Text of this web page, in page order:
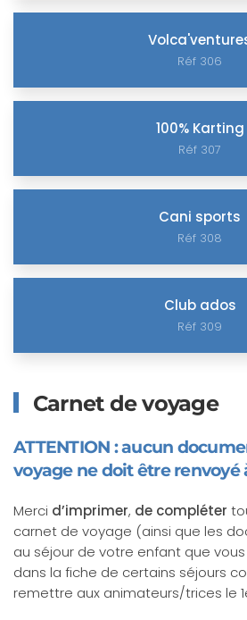
Réf 306
100% Karting
Réf 307
Cani sports
Réf 308
Club ados
Réf 309
Carnet de voyage
ATTENTION : aucun
voyage ne doit être renvoyé
Merci d’imprimer, de compléter
carnet de voyage (ainsi que les
au séjour de votre enfant que
dans la fiche de certains séjours
remettre aux animateurs/trices le